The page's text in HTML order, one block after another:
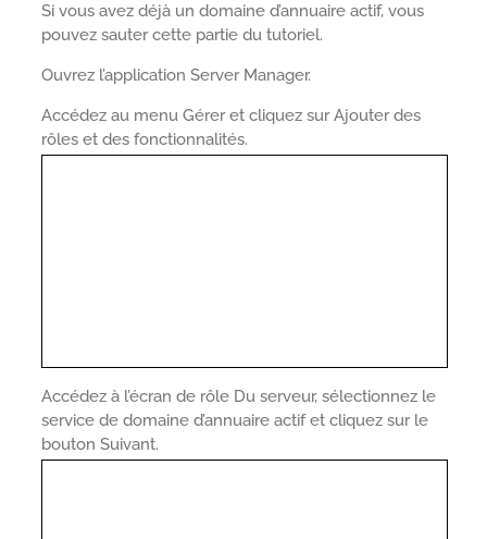
Si vous avez déjà un domaine d’annuaire actif, vous
pouvez sauter cette partie du tutoriel.
Ouvrez l’application Server Manager.
Accédez au menu Gérer et cliquez sur Ajouter des
rôles et des fonctionnalités.
Accédez à l’écran de rôle Du serveur, sélectionnez le
service de domaine d’annuaire actif et cliquez sur le
bouton Suivant.